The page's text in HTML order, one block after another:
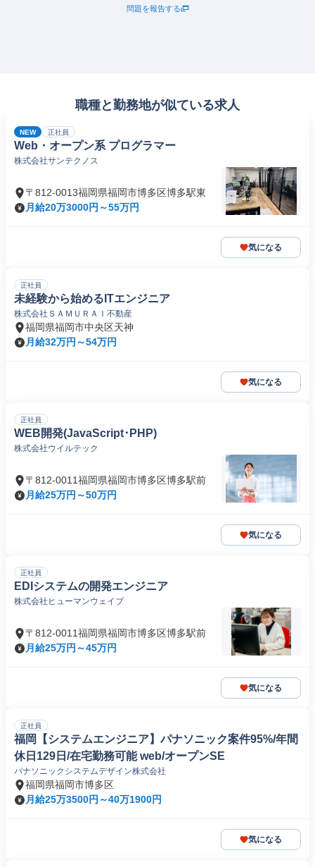
問題を報告する
職種と勤務地が似ている求人
NEW 正社員
Web・オープン系 プログラマー
株式会社サンテクノス
〒812-0013福岡県福岡市博多区博多駅東
月給20万3000円～55万円
気になる
正社員
未経験から始めるITエンジニア
株式会社ＳＡＭＵＲＡＩ不動産
福岡県福岡市中央区天神
月給32万円～54万円
気になる
正社員
WEB開発(JavaScript･PHP)
株式会社ウイルテック
〒812-0011福岡県福岡市博多区博多駅前
月給25万円～50万円
気になる
正社員
EDIシステムの開発エンジニア
株式会社ヒューマンウェイブ
〒812-0011福岡県福岡市博多区博多駅前
月給25万円～45万円
気になる
正社員
福岡【システムエンジニア】パナソニック案件95%/年間
休日129日/在宅勤務可能 web/オープンSE
パナソニックシステムデザイン株式会社
福岡県福岡市博多区
月給25万3500円～40万1900円
気になる